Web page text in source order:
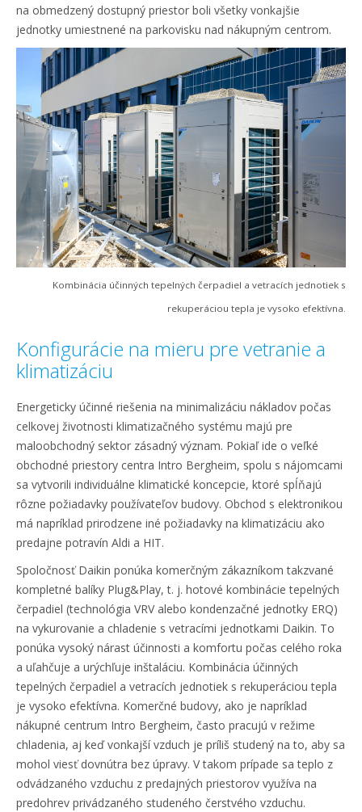
na obmedzený dostupný priestor boli všetky vonkajšie
jednotky umiestnené na parkovisku nad nákupným centrom.
Kombinácia účinných tepelných čerpadiel a vetracích jednotiek s
rekuperáciou tepla je vysoko efektívna.
Konfigurácie na mieru pre vetranie a
klimatizáciu
Energeticky účinné riešenia na minimalizáciu nákladov počas
celkovej životnosti klimatizačného systému majú pre
maloobchodný sektor zásadný význam. Pokiaľ ide o veľké
obchodné priestory centra Intro Bergheim, spolu s nájomcami
sa vytvorili individuálne klimatické koncepcie, ktoré spĺňajú
rôzne požiadavky používateľov budovy. Obchod s elektronikou
má napríklad prirodzene iné požiadavky na klimatizáciu ako
predajne potravín Aldi a HIT.
Spoločnosť Daikin ponúka komerčným zákazníkom takzvané
kompletné balíky Plug&Play, t. j. hotové kombinácie tepelných
čerpadiel (technológia VRV alebo kondenzačné jednotky ERQ)
na vykurovanie a chladenie s vetracími jednotkami Daikin. To
ponúka vysoký nárast účinnosti a komfortu počas celého roka
a uľahčuje a urýchľuje inštaláciu. Kombinácia účinných
tepelných čerpadiel a vetracích jednotiek s rekuperáciou tepla
je vysoko efektívna. Komerčné budovy, ako je napríklad
nákupné centrum Intro Bergheim, často pracujú v režime
chladenia, aj keď vonkajší vzduch je príliš studený na to, aby sa
mohol viesť dovnútra bez úpravy. V takom prípade sa teplo z
odvádzaného vzduchu z predajných priestorov využíva na
predohrev privádzaného studeného čerstvého vzduchu.